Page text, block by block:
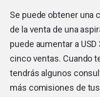
Se puede obtener una
de la venta de una
puede aumentar a
cinco ventas. Cuando
tendrás algunos
más comisiones de